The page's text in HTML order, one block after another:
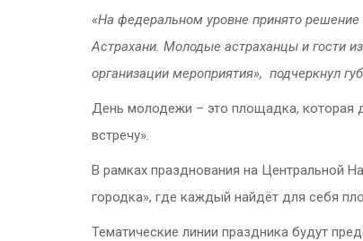
«На федеральном уровне принято
Астрахани. Молодые астраханцы и гости
организации мероприятия», ­ подчеркнул
День молодежи – это площадка, которая
встречу».
В рамках празднования на Центральной
городка», где каждый найдёт для себя
Тематические линии праздника будут